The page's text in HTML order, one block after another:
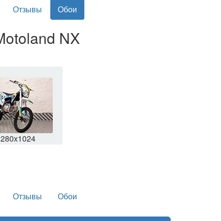
Отзывы Обои
NX
Отзывы Обои